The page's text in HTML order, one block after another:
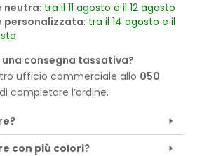
neutra: tra il 11 agosto e il 12 agosto
personalizzata: tra il 14 agosto e il
una consegna tassativa?
ufficio commerciale allo 050
completare l’ordine.
con più colori?